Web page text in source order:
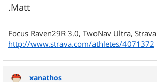
.Matt
Focus Raven29R 3.0, TwoNav Ultra, Strava
http://www.strava.com/athletes/4071372
xanathos